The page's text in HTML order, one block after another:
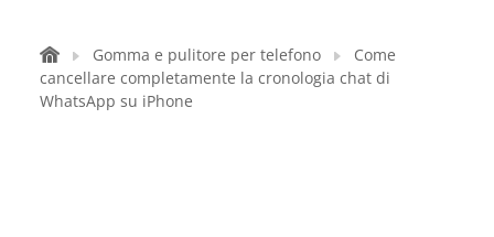
Gomma e pulitore per telefono
Come
cancellare completamente la cronologia chat di
WhatsApp su iPhone